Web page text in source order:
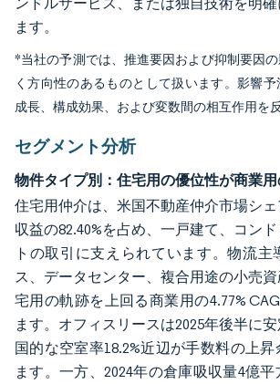
ます。
*当社の予測では、推進要因および抑制要因
く方向性のあるものとして扱います。影響
成長、構成効果、および変数間の相互作用を
セグメント分析
物件タイプ別：住宅用の優位性が商業
住宅用仲介は、米国不動産仲介市場シ
収益の82.40%を占め、一戸建て、コン
トの取引に支えられています。物流主
ス、データセンター、複合用途の小売
宅用の軌跡を上回る商業用の4.77%
ます。オフィスリースは2025年後半に
国的な空室率18.2%近辺が手数料の上
ます。一方、2024年の倉庫吸収量4億